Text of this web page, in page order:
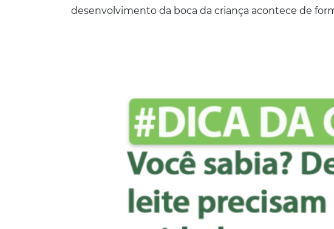
desenvolvimento da boca da criança acontece de